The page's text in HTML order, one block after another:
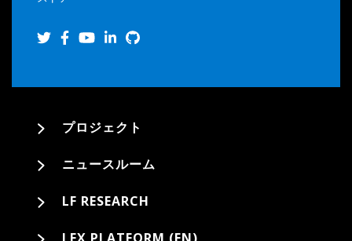
プロジェクト
ニュースルーム
LF RESEARCH